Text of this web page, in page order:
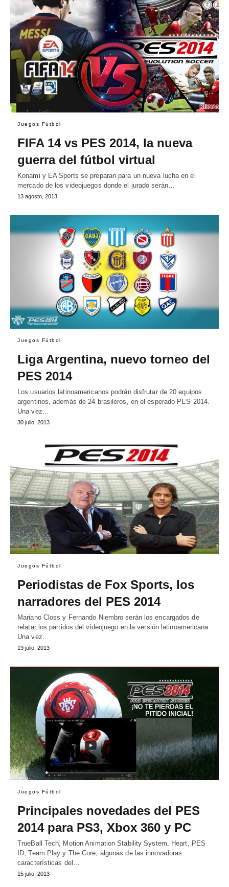
Juegos Fútbol
FIFA 14 vs PES 2014, la nueva
guerra del fútbol virtual
Konami y EA Sports se preparan para un nueva lucha en el
mercado de los videojuegos donde el jurado serán…
13 agosto, 2013
Juegos Fútbol
Liga Argentina, nuevo torneo del
PES 2014
Los usuarios latinoamericanos podrán disfrutar de 20 equipos
argentinos, además de 24 brasileros, en el esperado PES 2014.
Una vez…
30 julio, 2013
Juegos Fútbol
Periodistas de Fox Sports, los
narradores del PES 2014
Mariano Closs y Fernando Niembro serán los encargados de
relatar los partidos del videojuego en la versión latinoamericana.
Una vez…
19 julio, 2013
Juegos Fútbol
Principales novedades del PES
2014 para PS3, Xbox 360 y PC
TrueBall Tech, Motion Animation Stability System, Heart, PES
ID, Team Play y The Core, algunas de las innovadoras
características del…
15 julio, 2013